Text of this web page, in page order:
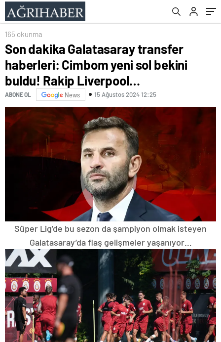
Liverpool…
165 okunma
Son dakika Galatasaray transfer
haberleri: Cimbom yeni sol bekini
buldu! Rakip Liverpool…
ABONE OL News 15 Ağustos 2024 12:25
Süper Lig’de bu sezon da şampiyon olmak isteyen
Galatasaray’da flaş gelişmeler yaşanıyor…